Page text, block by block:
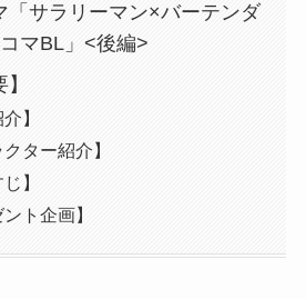
「サラリーマン×バーテンダ
マBL」<後編>
】
クター紹介】
】
ント企画】